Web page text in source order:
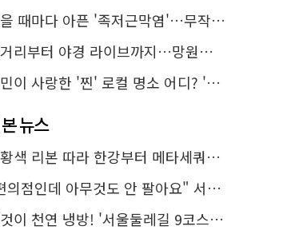
때마다 아픈 '족저근막염'…무작정 참지 말고 '이것' 해보세요!
리부터 야경 라이브까지…망원한강공원 알짜 코스
사랑한 '찐' 로컬 명소 어디? '서울에디션25' 추천 코스
뉴스
리본 따라 한강부터 메타세쿼이아 숲길까지…서울둘레길 15코스
인데 아무것도 안 팔아요" 서울에서 가장 특별한 편의점의 정체
이 천연 냉방! '서울둘레길 9코스'로 숲속 피서 떠나볼까